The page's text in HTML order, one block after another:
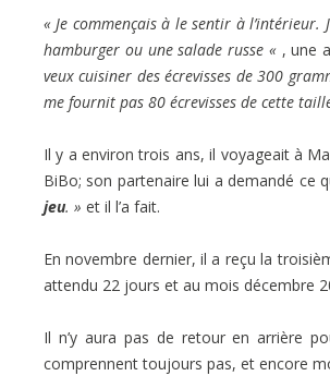
« Je commençais à le sentir à
hamburger ou une salade russe « , une
veux cuisiner des écrevisses de 300
me fournit pas 80 écrevisses de cette
Il y a environ trois ans, il voyageait à
BiBo; son partenaire lui a demandé ce
jeu. » et il l’a fait.
En novembre dernier, il a reçu la
attendu 22 jours et au mois décembre
Il n’y aura pas de retour en arrière
comprennent toujours pas, et encore